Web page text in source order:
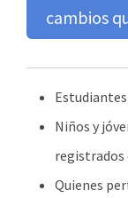
cambios
Niños y
registrados
Quienes